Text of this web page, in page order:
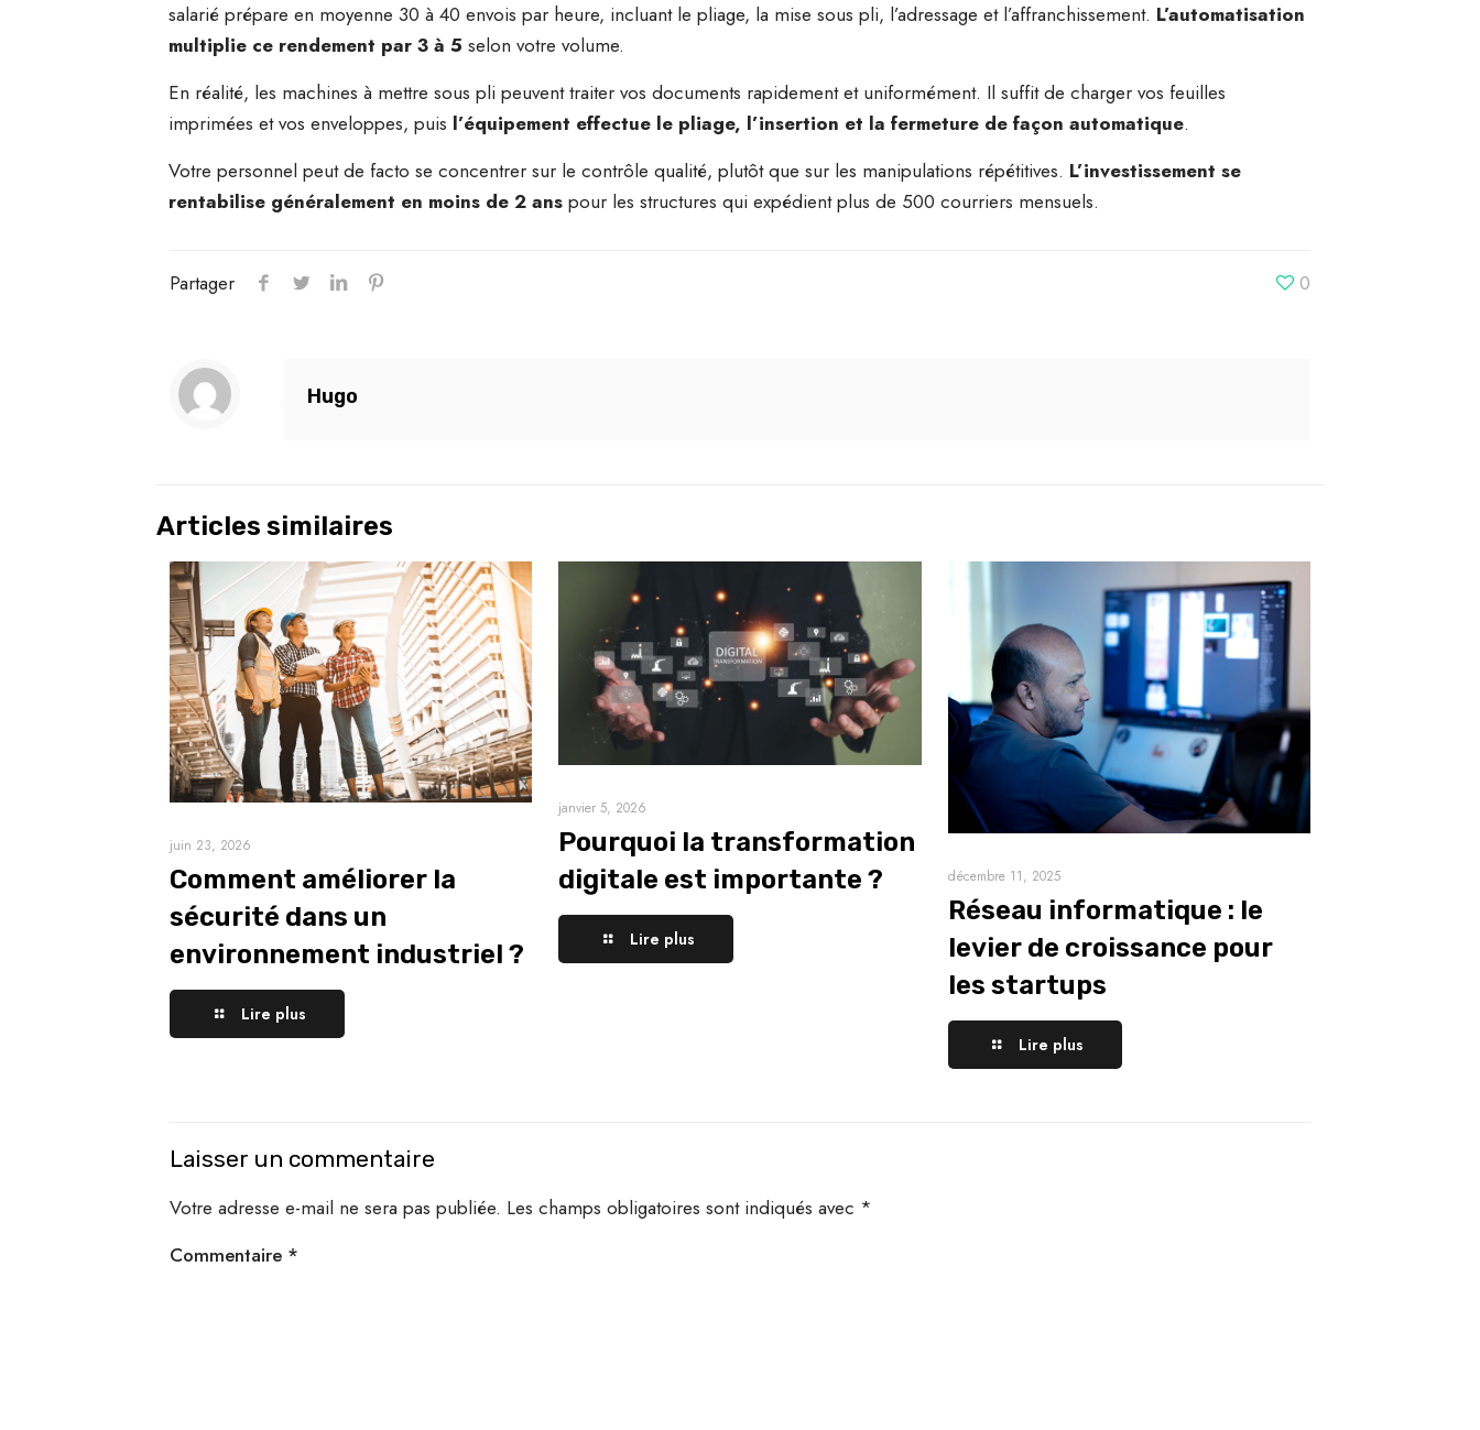
salarié prépare en moyenne 30 à 40 envois par heure, incluant le pliage, la mise sous pli, l’adressage et l’affranchissement. L’automatisation
multiplie ce rendement par 3 à 5 selon votre volume.
En réalité, les machines à mettre sous pli peuvent traiter vos documents rapidement et uniformément. Il suffit de charger vos feuilles
imprimées et vos enveloppes, puis l’équipement effectue le pliage, l’insertion et la fermeture de façon automatique.
Votre personnel peut de facto se concentrer sur le contrôle qualité, plutôt que sur les manipulations répétitives. L’investissement se
rentabilise généralement en moins de 2 anspour les structures qui expédient plus de 500 courriers mensuels.
Partager 0
Hugo
Articles similaires
juin 23, 2026
Comment améliorer la
sécurité dans un
environnement industriel ?
Lire plus
janvier 5, 2026
Pourquoi la transformation
digitale est importante ?
Lire plus
décembre 11, 2025
Réseau informatique : le
levier de croissance pour
les startups
Lire plus
Laisser un commentaire
Votre adresse e-mail ne sera pas publiée. Les champs obligatoires sont indiqués avec *
Commentaire *